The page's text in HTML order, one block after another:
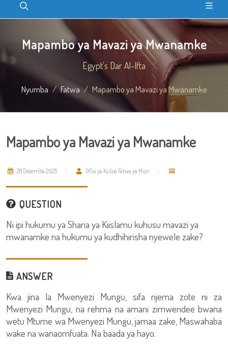
Mapambo ya Mavazi ya Mwanamke
Egypt's Dar Al-Ifta
Nyumba Fatwa Mapambo ya Mavazi ya Mwanamke
Mapambo ya Mavazi ya Mwanamke
28 Desemba 2025 Ofisi ya Kutoa Fatwa ya Misri
QUESTION
Ni ipi hukumu ya Sharia ya Kiislamu kuhusu mavazi ya
mwanamke na hukumu ya kudhihirisha nyewele zake?
ANSWER
Kwa jina la Mwenyezi Mungu, sifa njema zote ni za
Mwenyezi Mungu, na rehma na amani zimwendee bwana
wetu Mtume wa Mwenyezi Mungu, jamaa zake, Maswahaba
wake na wanaomfuata. Na baada ya hayo: